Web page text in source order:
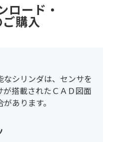
ロード・
購入
シリンダは、センサを
搭載されたＣＡＤ図面
あります。